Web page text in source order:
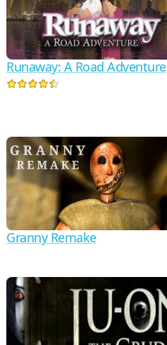
Runaway: A Road Adventure
Granny Remake